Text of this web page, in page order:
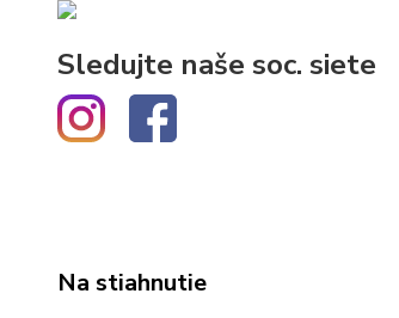
Sledujte naše soc. siete
Na stiahnutie